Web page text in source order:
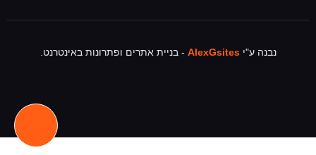
נבנה ע"יAlexGsites - בניית אתרים ופתרונות באינטרנט.